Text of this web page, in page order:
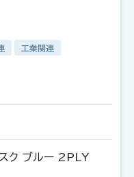
工業関連
ク ブルー 2PLY